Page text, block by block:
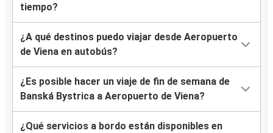
tiempo?
¿A qué destinos puedo viajar desde Aeropuerto
de Viena en autobús?
¿Es posible hacer un viaje de fin de semana de
Banská Bystrica a Aeropuerto de Viena?
¿Qué servicios a bordo están disponibles en